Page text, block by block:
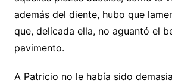
además del diente, hubo que
que, delicada ella, no aguantó el
pavimento.
A Patricio no le había sido